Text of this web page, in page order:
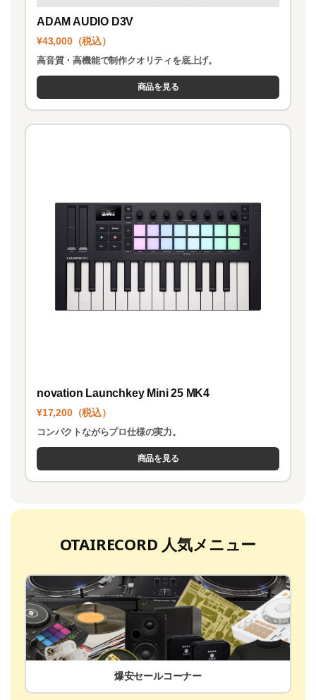
ADAM AUDIO D3V
¥43,000（税込）
高音質・高機能で制作クオリティを底上げ。
商品を見る
novation Launchkey Mini 25 MK4
¥17,200（税込）
コンパクトながらプロ仕様の実力。
商品を見る
OTAIRECORD 人気メニュー
爆安セールコーナー